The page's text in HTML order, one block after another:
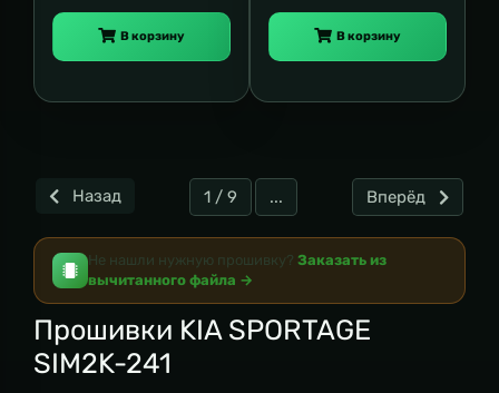
В корзину В корзину
Назад 1 / 9 ... Вперёд
Не нашли нужную прошивку? Заказать из
вычитанного файла →
Прошивки KIA SPORTAGE
SIM2K-241